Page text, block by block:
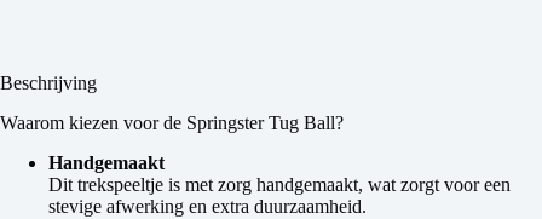
Beschrijving
Waarom kiezen voor de Springster Tug Ball?
Handgemaakt
Dit trekspeeltje is met zorg handgemaakt, wat zorgt voor een
stevige afwerking en extra duurzaamheid.